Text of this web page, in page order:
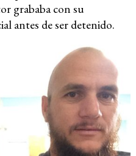
grababa con su
antes de ser detenido.